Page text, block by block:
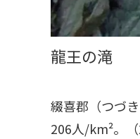
龍王の滝
綴喜郡（つづ
206人/km²。